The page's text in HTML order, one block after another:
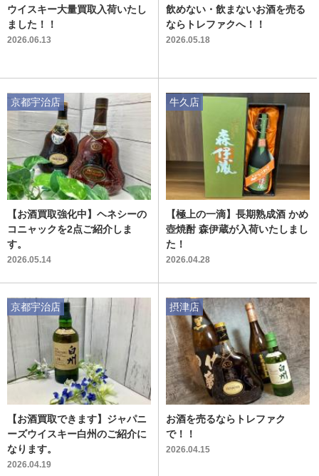
ウイスキー大量買取入荷いたし
ました！！
2026.06.13
飲めない・飲まないお酒を売る
ならトレファクへ！！
2026.05.18
【お酒買取強化中】ヘネシーの
コニャックを2点ご紹介しま
す。
2026.05.14
京都宇治店
【極上の一滴】長期熟成酒 かめ
壺焼酎 森伊蔵が入荷いたしまし
た！
2026.04.28
牛久店
【お酒買取できます】ジャパニ
ーズウイスキー白州のご紹介に
なります。
2026.04.19
京都宇治店
お酒を売るならトレファク
で！！
2026.04.15
摂津店